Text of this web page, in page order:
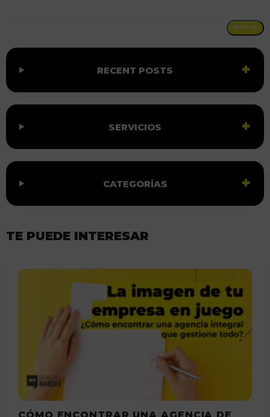
BUSCAR
RECENT POSTS
SERVICIOS
CATEGORÍAS
TE PUEDE INTERESAR
CÓMO ENCONTRAR UNA AGENCIA DE